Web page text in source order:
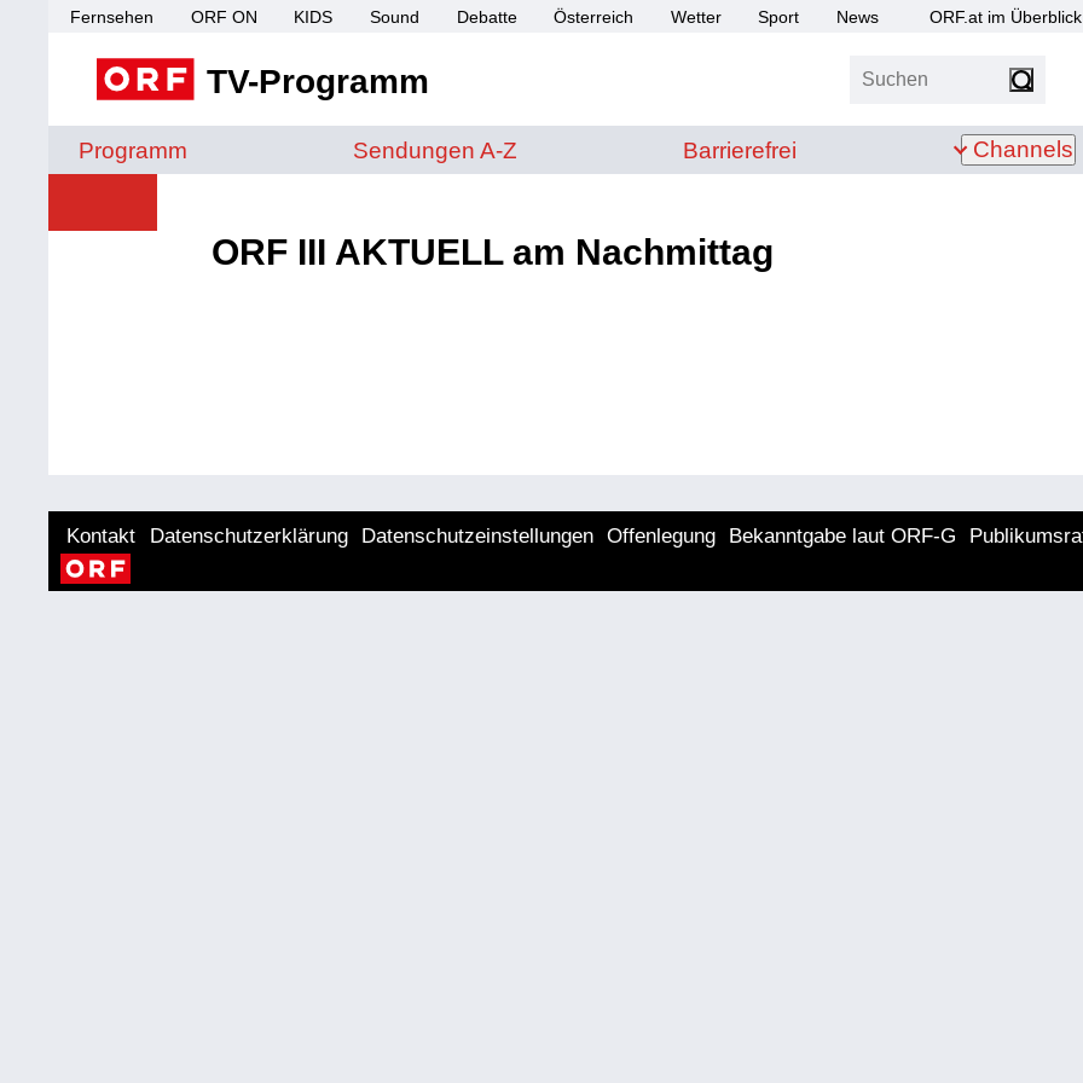
Fernsehen ORF ON KIDS Sound Debatte Österreich Wetter Sport News ORF.at im Überblick
TV-Programm Suchen
Programm Sendungen von A bis Z
Sendungen A-Z Barrierefrei
Barrierefrei Channels
ORF III AKTUELL am Nachmittag
Kontakt Datenschutzerklärung Datenschutzeinstellungen Offenlegung Bekanntgabe laut ORF-G